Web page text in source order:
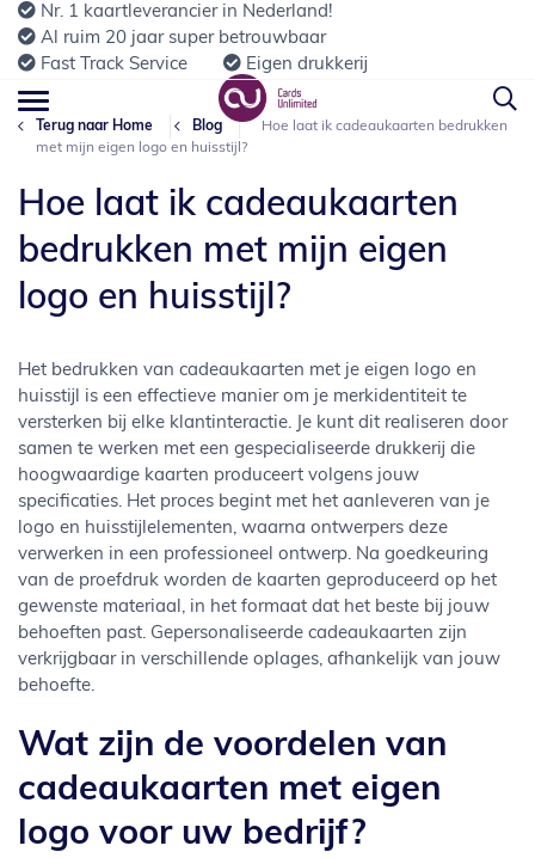
Nr. 1 kaartleverancier in Nederland!
Al ruim 20 jaar super betrouwbaar
Fast Track Service
Eigen drukkerij
Terug naar Home Blog
Hoe laat ik cadeaukaarten bedrukken
met mijn eigen logo en huisstijl?
Hoe laat ik cadeaukaarten
bedrukken met mijn eigen
logo en huisstijl?
Het bedrukken van cadeaukaarten met je eigen logo en
huisstijl is een effectieve manier om je merkidentiteit te
versterken bij elke klantinteractie. Je kunt dit realiseren door
samen te werken met een gespecialiseerde drukkerij die
hoogwaardige kaarten produceert volgens jouw
specificaties. Het proces begint met het aanleveren van je
logo en huisstijlelementen, waarna ontwerpers deze
verwerken in een professioneel ontwerp. Na goedkeuring
van de proefdruk worden de kaarten geproduceerd op het
gewenste materiaal, in het formaat dat het beste bij jouw
behoeften past. Gepersonaliseerde cadeaukaarten zijn
verkrijgbaar in verschillende oplages, afhankelijk van jouw
behoefte.
Wat zijn de voordelen van
cadeaukaarten met eigen
logo voor uw bedrijf?